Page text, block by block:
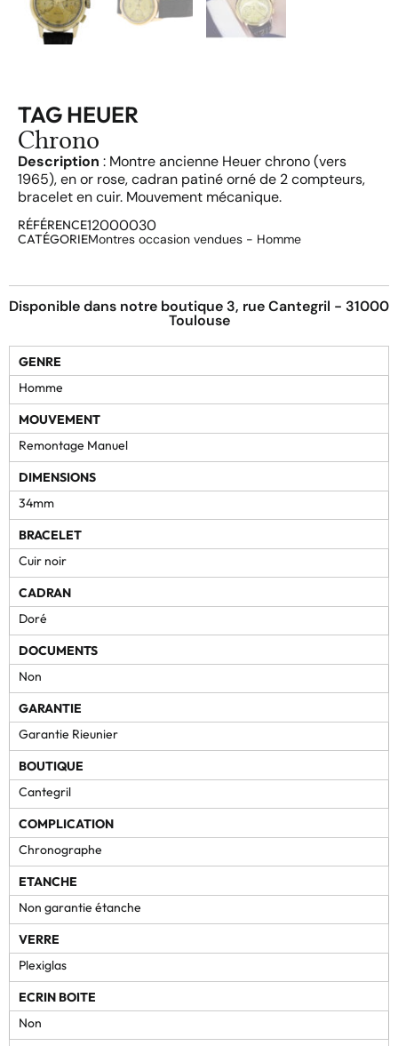
TAG HEUER
Chrono
Description : Montre ancienne Heuer chrono (vers
1965), en or rose, cadran patiné orné de 2 compteurs,
bracelet en cuir. Mouvement mécanique.
RÉFÉRENCE12000030
CATÉGORIEMontres occasion vendues - Homme
Disponible dans notre boutique 3, rue Cantegril - 31000
Toulouse
GENRE
Homme
MOUVEMENT
Remontage Manuel
DIMENSIONS
34mm
BRACELET
Cuir noir
CADRAN
Doré
DOCUMENTS
Non
GARANTIE
Garantie Rieunier
BOUTIQUE
Cantegril
COMPLICATION
Chronographe
ETANCHE
Non garantie étanche
VERRE
Plexiglas
ECRIN BOITE
Non